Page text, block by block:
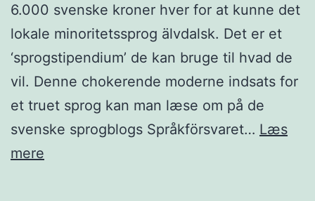
6.000 svenske kroner hver for at kunne det
lokale minoritetssprog älvdalsk. Det er et
‘sprogstipendium’ de kan bruge til hvad de
vil. Denne chokerende moderne indsats for
et truet sprog kan man læse om på de
svenske sprogblogs Språkförsvaret… Læs
mere